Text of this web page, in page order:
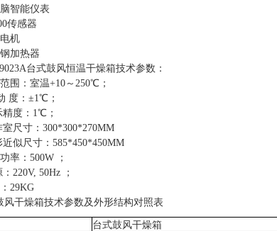
智能仪表
传感器
机
加热器
台式鼓风恒温干燥箱技术参数：
围：室温+10～250℃；
度：±1℃；
精度：1℃；
尺寸：300*300*270MM
似尺寸：585*450*450MM
率：500W ；
220V, 50Hz ；
29KG
风干燥箱技术参数及外形结构对照表
台式鼓风干燥箱